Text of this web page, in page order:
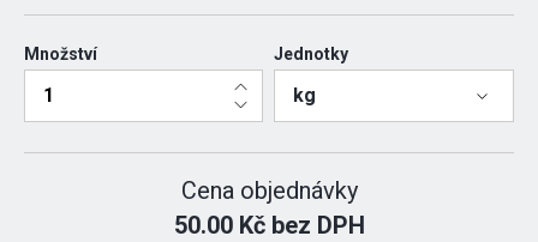
Množství Jednotky
kg
Cena objednávky
50.00 Kč bez DPH